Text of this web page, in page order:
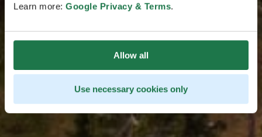
Learn more: Google Privacy & Terms.
Allow all
Use necessary cookies only